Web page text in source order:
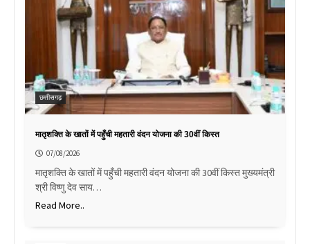
छत्तीसगढ़
मातृशक्ति के खातों में पहुँची महतारी वंदन योजना की 30वीं किस्त
07/08/2026
मातृशक्ति के खातों में पहुँची महतारी वंदन योजना की 30वीं किस्त मुख्यमंत्री
श्री विष्णु देव साय…
Read More..